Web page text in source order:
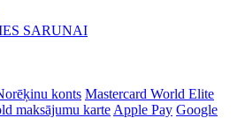
SARUNAI
konts Mastercard World Elite
maksājumu karte Apple Pay Google